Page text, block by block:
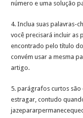
número e uma solução
4. Inclua suas palavras-
você precisará incluir as
encontrado pelo título
convém usar a mesma
artigo.
5. parágrafos curtos são
estragar, contudo